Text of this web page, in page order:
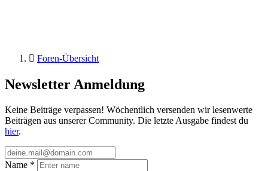
Foren-Übersicht
Newsletter Anmeldung
Keine Beiträge verpassen! Wöchentlich versenden wir lesenwerte
Beiträgen aus unserer Community. Die letzte Ausgabe findest du
hier.
Name *